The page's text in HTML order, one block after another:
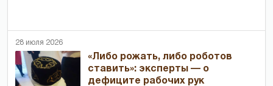
28 июля 2026
«Либо рожать, либо роботов
ставить»: эксперты — о
дефиците рабочих рук